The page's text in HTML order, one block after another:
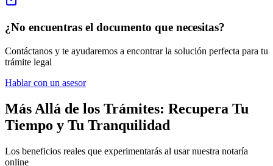
¿No encuentras el documento que necesitas?
Contáctanos y te ayudaremos a encontrar la solución perfecta para tu
trámite legal
Hablar con un asesor
Más Allá de los Trámites: Recupera Tu
Tiempo y Tu Tranquilidad
Los beneficios reales que experimentarás al usar nuestra notaría
online